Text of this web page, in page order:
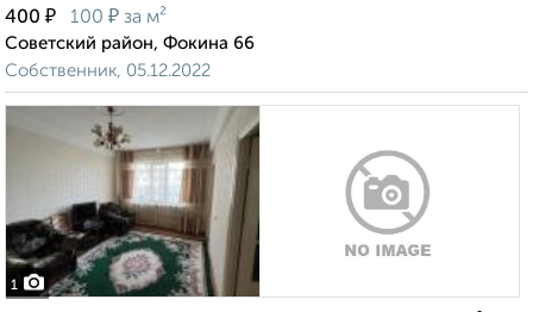
400 ₽ 100 ₽ за м²
Советский район, Фокина 66
Собственник, 05.12.2022
1